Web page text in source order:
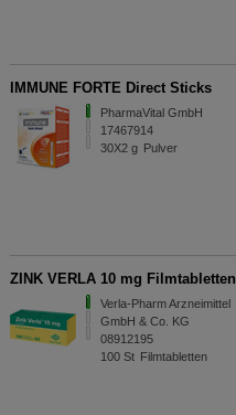
IMMUNE FORTE Direct Sticks
PharmaVital GmbH
17467914
30X2 g Pulver
ZINK VERLA 10 mg Filmtabletten
Verla-Pharm Arzneimittel
GmbH & Co. KG
08912195
100 St Filmtabletten